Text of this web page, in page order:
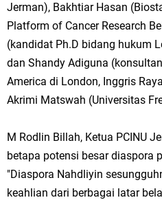
Jerman), Bakhtiar Hasan
Platform of Cancer Research
(kandidat Ph.D bidang hukum
dan Shandy Adiguna
America di London, Inggris
Akrimi Matswah (Universitas
M Rodlin Billah, Ketua PCINU
betapa potensi besar diaspora
"Diaspora Nahdliyin
keahlian dari berbagai latar